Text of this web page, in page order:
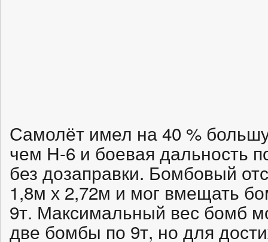
Самолёт имел на 40 %
чем Н-6 и боевая дальность
без дозаправки. Бомбовый
1,8м х 2,72м и мог вмещать
9т. Максимальный вес бомб
две бомбы по 9т, но для